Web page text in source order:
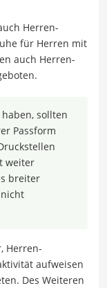
Herren-
für Herren mit
auch Herren-
sollten
Passform
weiter
breiter
Herren-
aufweisen
Des Weiteren